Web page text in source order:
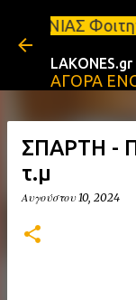
σπίτια
LAKONES.gr
ΑΓΟΡΑ
ΣΠΑΡΤΗ -
τ.μ
Αυγούστου 10, 2024